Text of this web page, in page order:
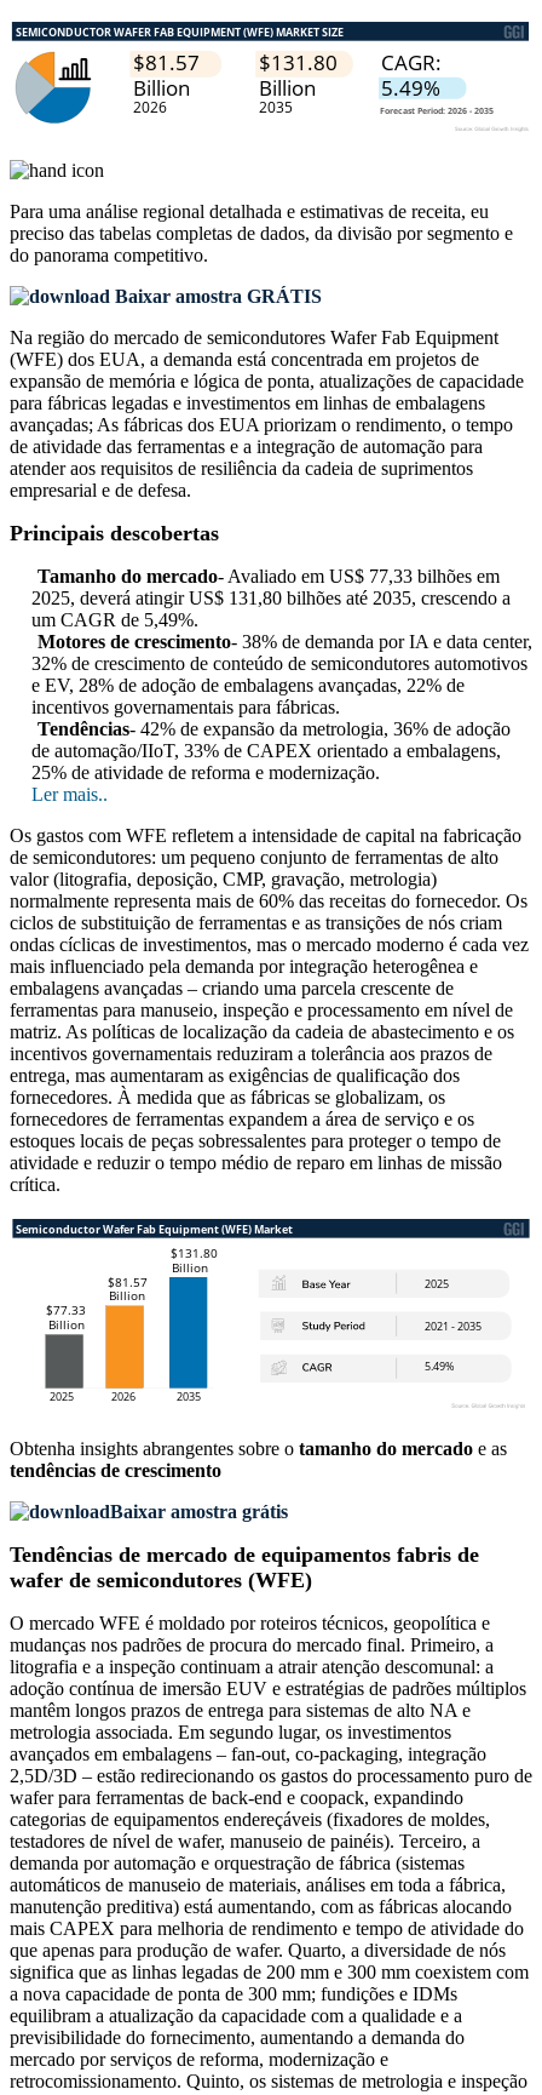
Para uma análise regional detalhada e estimativas de receita, eu
preciso das tabelas completas de dados, da divisão por segmento e
do panorama competitivo.
Baixar amostra GRÁTIS
Na região do mercado de semicondutores Wafer Fab Equipment
(WFE) dos EUA, a demanda está concentrada em projetos de
expansão de memória e lógica de ponta, atualizações de capacidade
para fábricas legadas e investimentos em linhas de embalagens
avançadas; As fábricas dos EUA priorizam o rendimento, o tempo
de atividade das ferramentas e a integração de automação para
atender aos requisitos de resiliência da cadeia de suprimentos
empresarial e de defesa.
Principais descobertas
Tamanho do mercado- Avaliado em US$ 77,33 bilhões em
2025, deverá atingir US$ 131,80 bilhões até 2035, crescendo a
um CAGR de 5,49%.
Motores de crescimento- 38% de demanda por IA e data center,
32% de crescimento de conteúdo de semicondutores automotivos
e EV, 28% de adoção de embalagens avançadas, 22% de
incentivos governamentais para fábricas.
Tendências- 42% de expansão da metrologia, 36% de adoção
de automação/IIoT, 33% de CAPEX orientado a embalagens,
25% de atividade de reforma e modernização.
Ler mais..
Os gastos com WFE refletem a intensidade de capital na fabricação
de semicondutores: um pequeno conjunto de ferramentas de alto
valor (litografia, deposição, CMP, gravação, metrologia)
normalmente representa mais de 60% das receitas do fornecedor. Os
ciclos de substituição de ferramentas e as transições de nós criam
ondas cíclicas de investimentos, mas o mercado moderno é cada vez
mais influenciado pela demanda por integração heterogênea e
embalagens avançadas – criando uma parcela crescente de
ferramentas para manuseio, inspeção e processamento em nível de
matriz. As políticas de localização da cadeia de abastecimento e os
incentivos governamentais reduziram a tolerância aos prazos de
entrega, mas aumentaram as exigências de qualificação dos
fornecedores. À medida que as fábricas se globalizam, os
fornecedores de ferramentas expandem a área de serviço e os
estoques locais de peças sobressalentes para proteger o tempo de
atividade e reduzir o tempo médio de reparo em linhas de missão
crítica.
Obtenha insights abrangentes sobre o tamanho do mercado e as
tendências de crescimento
Baixar amostra grátis
Tendências de mercado de equipamentos fabris de
wafer de semicondutores (WFE)
O mercado WFE é moldado por roteiros técnicos, geopolítica e
mudanças nos padrões de procura do mercado final. Primeiro, a
litografia e a inspeção continuam a atrair atenção descomunal: a
adoção contínua de imersão EUV e estratégias de padrões múltiplos
mantêm longos prazos de entrega para sistemas de alto NA e
metrologia associada. Em segundo lugar, os investimentos
avançados em embalagens – fan-out, co-packaging, integração
2,5D/3D – estão redirecionando os gastos do processamento puro de
wafer para ferramentas de back-end e coopack, expandindo
categorias de equipamentos endereçáveis ​​(fixadores de moldes,
testadores de nível de wafer, manuseio de painéis). Terceiro, a
demanda por automação e orquestração de fábrica (sistemas
automáticos de manuseio de materiais, análises em toda a fábrica,
manutenção preditiva) está aumentando, com as fábricas alocando
mais CAPEX para melhoria de rendimento e tempo de atividade do
que apenas para produção de wafer. Quarto, a diversidade de nós
significa que as linhas legadas de 200 mm e 300 mm coexistem com
a nova capacidade de ponta de 300 mm; fundições e IDMs
equilibram a atualização da capacidade com a qualidade e a
previsibilidade do fornecimento, aumentando a demanda do
mercado por serviços de reforma, modernização e
retrocomissionamento. Quinto, os sistemas de metrologia e inspeção